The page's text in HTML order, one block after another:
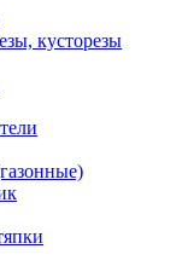
кусторезы